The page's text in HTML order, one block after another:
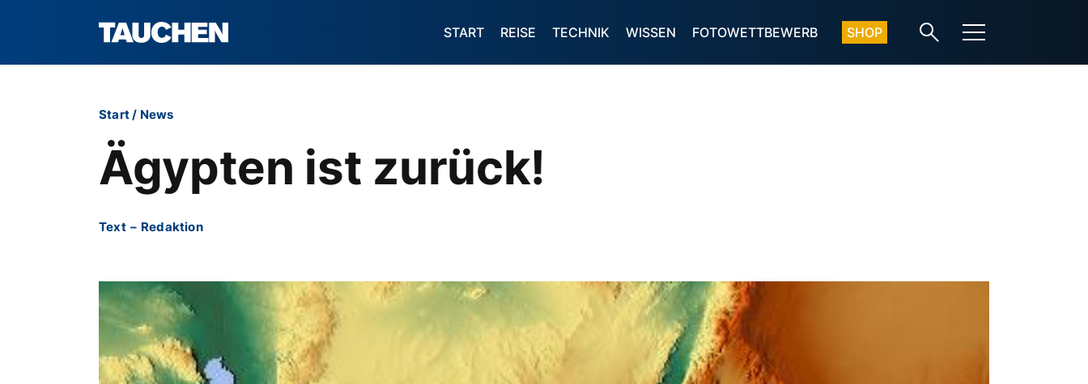
START REISE TECHNIK WISSEN FOTOWETTBEWERB SHOP
Start/ News
Ägypten ist zurück!
Text – Redaktion